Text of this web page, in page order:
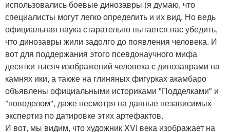
использовались боевые динозавры (я думаю, что
специалисты могут легко определить и их вид. Но ведь
официальная наука старательно пытается нас убедить,
что динозавры жили задолго до появления человека. И
вот для поддержания этого псевдонаучного мифа
десятки тысяч изображений человека с динозаврами на
камнях ики, а также на глиняных фигурках акамбаро
объявлены официальными историками "Подделками" и
"новоделом", даже несмотря на данные независимых
экспертиз по датировке этих артефактов.
И вот, мы видим, что художник XVI века изображает на